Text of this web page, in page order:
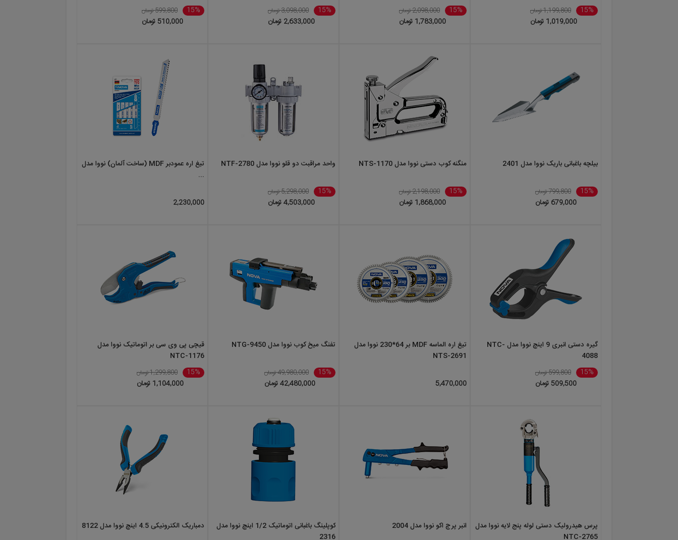
15% 1,199,800 تومان
1,019,000 تومان
15% 2,098,000 تومان
1,783,000 تومان
15% 3,098,000 تومان
2,633,000 تومان
15% 599,800 تومان
510,000 تومان
بیلچه باغبانی باریک نووا مدل 2401
15% 799,800 تومان
679,000 تومان
منگنه کوب دستی نووا مدل NTS-1170
15% 2,198,000 تومان
1,868,000 تومان
واحد مراقبت دو قلو نووا مدل NTF-2780
15% 5,298,000 تومان
4,503,000 تومان
تیغ اره عمودبر MDF (ساخت آلمان) نووا مدل
...
2,230,000
گیره دستی انبری 9 اینچ نووا مدل NTC-
4088
15% 599,800 تومان
509,500 تومان
تیغ اره الماسه MDF بر 64*230 نووا مدل
NTS-2691
5,470,000
تفنگ میخ کوب نووا مدل NTG-9450
15% 49,980,000 تومان
42,480,000 تومان
قیچی پی وی سی بر اتوماتیک نووا مدل
NTC-1176
15% 1,299,800 تومان
1,104,000 تومان
پرس هیدرولیک دستی لوله پنج لایه نووا مدل
NTC-2765
انبر پرچ اکو نووا مدل 2004
کوپلینگ باغبانی اتوماتیک 1/2 اینچ نووا مدل
2316
دمباریک الکترونیکی 4.5 اینچ نووا مدل 8122